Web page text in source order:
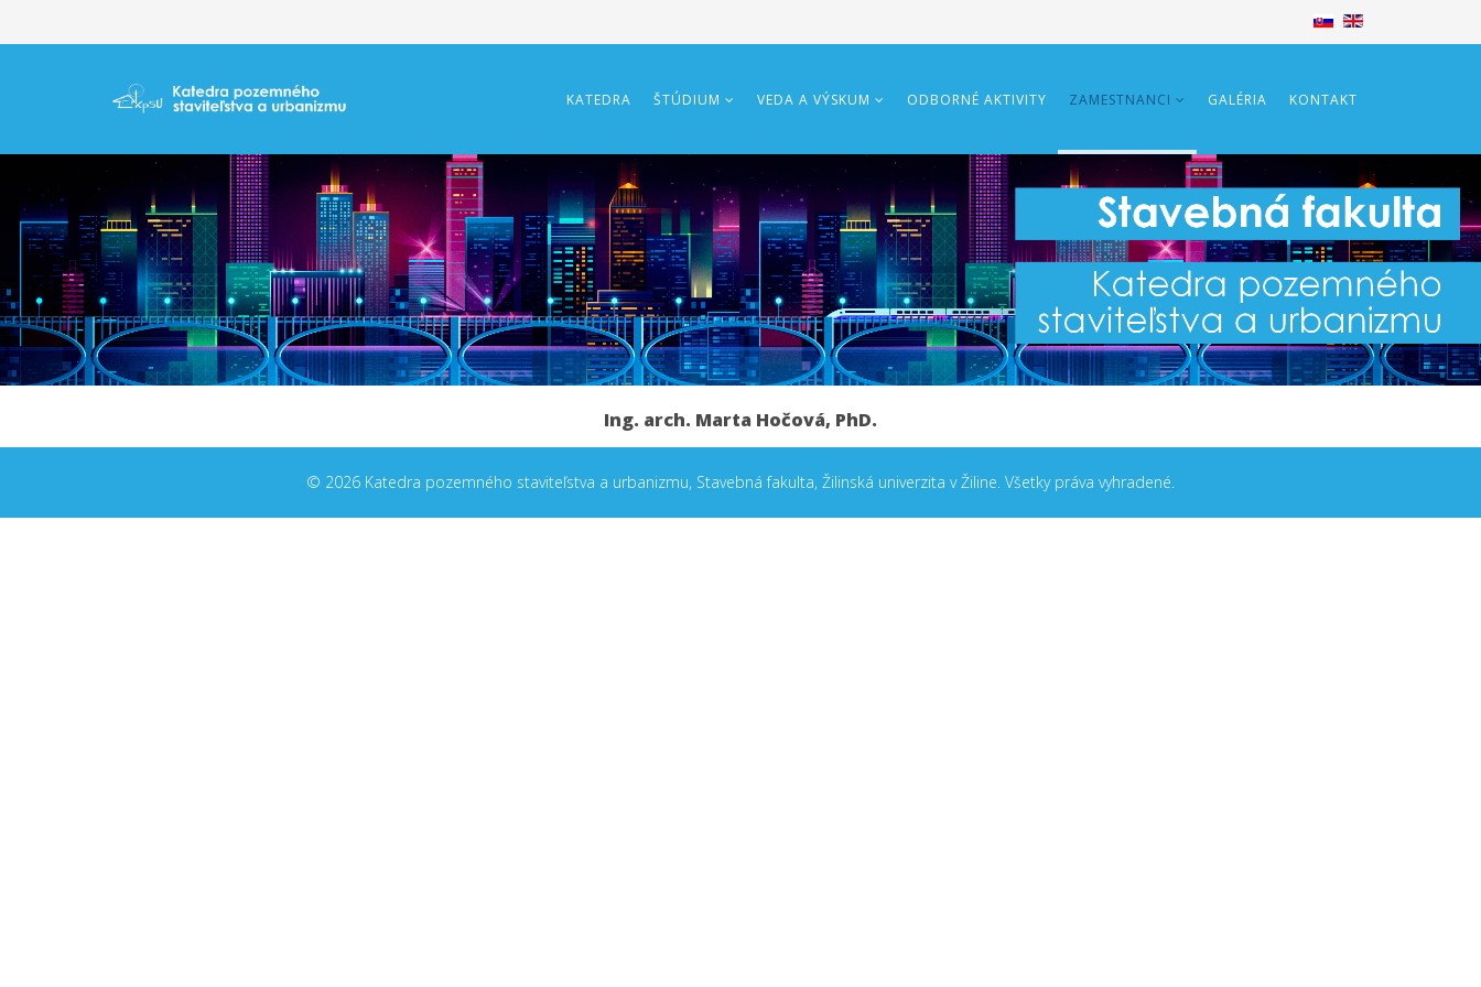
KATEDRA ŠTÚDIUM VEDA A VÝSKUM ODBORNÉ AKTIVITY ZAMESTNANCI GALÉRIA KONTAKT
Ing. arch. Marta Hočová, PhD.
© 2026 Katedra pozemného staviteľstva a urbanizmu, Stavebná fakulta, Žilinská univerzita v Žiline. Všetky práva vyhradené.